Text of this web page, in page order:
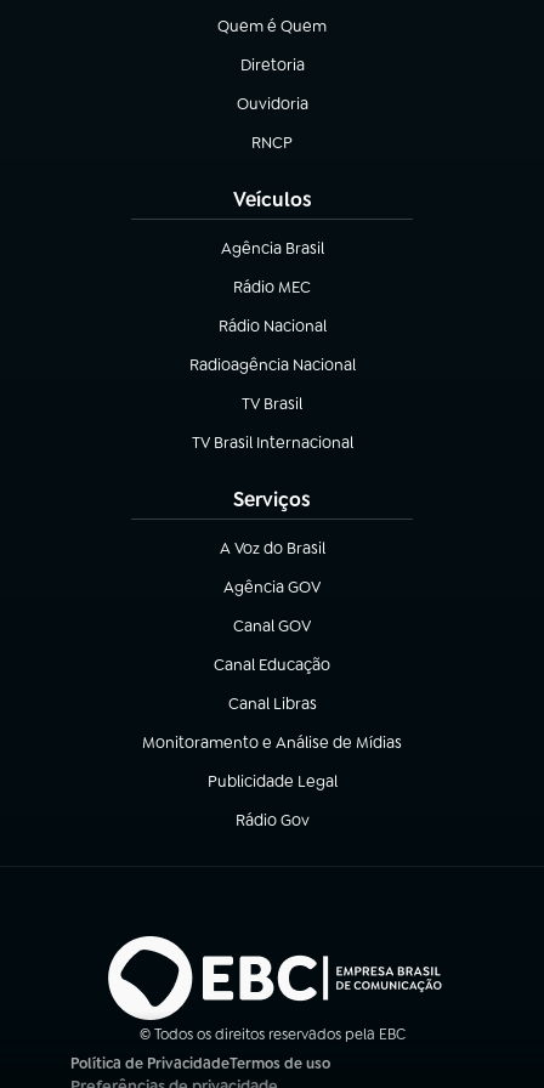
Quem é Quem
(abre em nova aba)
Diretoria
(abre em nova aba)
Ouvidoria
(abre em nova aba)
RNCP
(abre em nova aba)
Veículos
Agência Brasil
(abre em nova aba)
Rádio MEC
Rádio Nacional
(abre em nova aba)
Radioagência Nacional
(abre em nova aba)
TV Brasil
(abre em nova aba)
TV Brasil Internacional
(abre em nova aba)
Serviços
A Voz do Brasil
(abre em nova aba)
Agência GOV
(abre em nova aba)
Canal GOV
(abre em nova aba)
Canal Educação
(abre em nova aba)
Canal Libras
(abre em nova aba)
Monitoramento e Análise de Mídias
(abre em nova aba)
Publicidade Legal
(abre em nova aba)
Rádio Gov
(abre em nova aba)
© Todos os direitos reservados pela EBC
Política de Privacidade
(abre em nova aba)
Termos de uso
(abre em nova aba)